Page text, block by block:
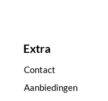
Extra
Contact
Aanbiedingen